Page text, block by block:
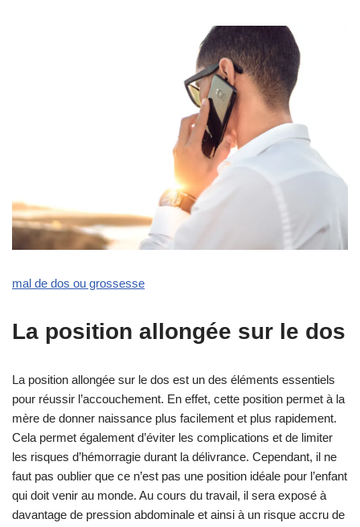
mal de dos ou grossesse
La position allongée sur le dos
La position allongée sur le dos est un des éléments essentiels
pour réussir l’accouchement. En effet, cette position permet à la
mère de donner naissance plus facilement et plus rapidement.
Cela permet également d’éviter les complications et de limiter
les risques d’hémorragie durant la délivrance. Cependant, il ne
faut pas oublier que ce n’est pas une position idéale pour l’enfant
qui doit venir au monde. Au cours du travail, il sera exposé à
davantage de pression abdominale et ainsi à un risque accru de